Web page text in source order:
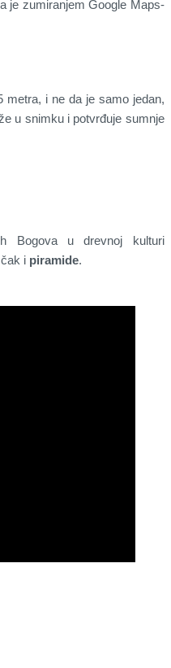
je zumiranjem Google Maps-
metra, i ne da je samo jedan,
u snimku i potvrđuje sumnje
Bogova u drevnoj kulturi
i piramide.